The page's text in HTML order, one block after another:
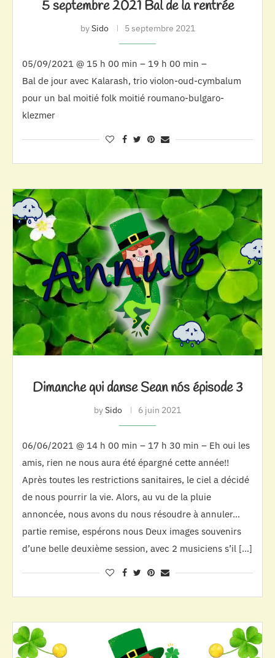
5 septembre 2021 Bal de la rentrée
bySido 5 septembre 2021
05/09/2021 @ 15 h 00 min – 19 h 00 min –
Bal de jour avec Kalarash, trio violon-oud-cymbalum
pour un bal moitié folk moitié roumano-bulgaro-
klezmer
Dimanche qui danse Sean nós épisode 3
bySido 6 juin 2021
06/06/2021 @ 14 h 00 min – 17 h 30 min – Eh oui les
amis, rien ne nous aura été épargné cette année!!
Après toutes les restrictions sanitaires, le ciel a décidé
de nous pourrir la vie. Alors, au vu de la pluie
annoncée, nous avons du nous résoudre à annuler…
partie remise, espérons nous Deux images souvenirs
d’une belle deuxième session, avec 2 musiciens s’il […]